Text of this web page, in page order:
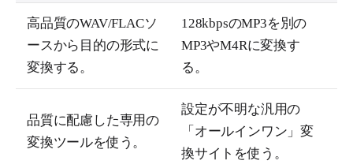
高品質のWAV/FLACソ
ースから目的の形式に
変換する。
128kbpsのMP3を別の
MP3やM4Rに変換す
る。
品質に配慮した専用の
変換ツールを使う。
設定が不明な汎用の
「オールインワン」変
換サイトを使う。